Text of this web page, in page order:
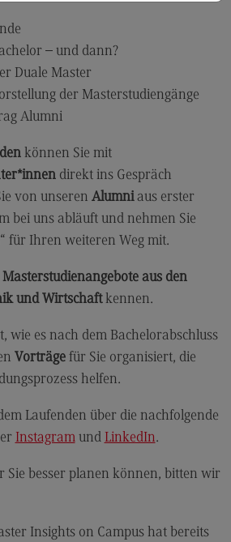
Artificial Intelligence
Science and Artificial
Management
Sozialen Arbeit
der Sozialen Arbeit
– und dann?
Duale Master
der Masterstudiengänge
Alumni
können Sie mit
direkt ins Gespräch
von unseren Alumniaus erster
bei uns abläuft und nehmen Sie
für Ihren weiteren Weg mit.
Masterstudienangebote aus den
und Wirtschaftkennen.
wie es nach dem Bachelorabschluss
Vorträge für Sie organisiert, die
helfen.
Laufenden über die nachfolgende
Instagramund LinkedIn.
Sie besser planen können, bitten wir
Insights on Campus hat bereits